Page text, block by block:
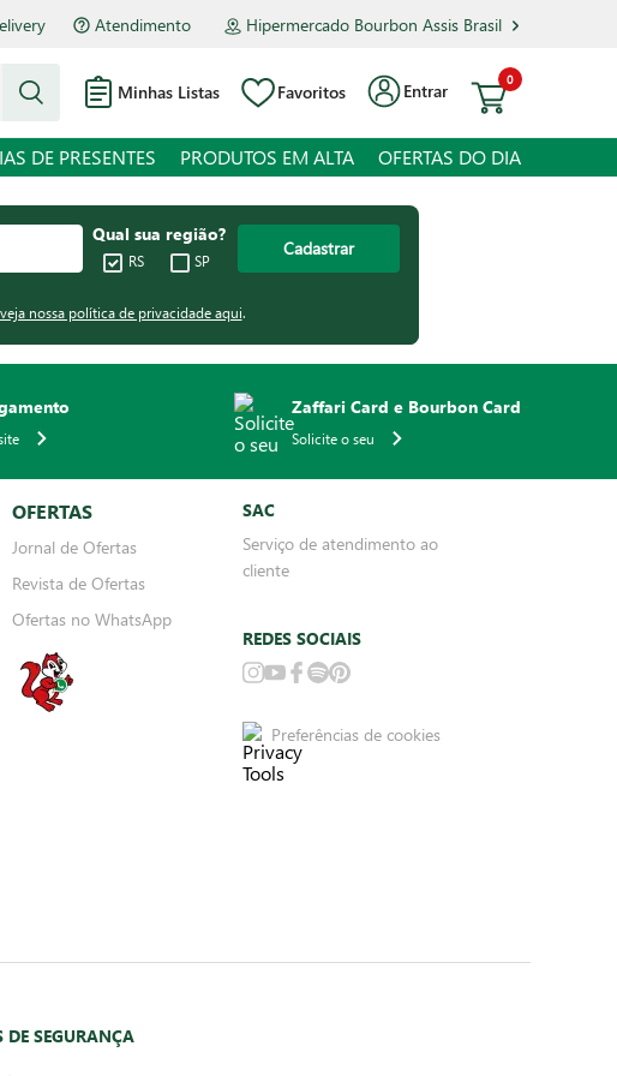
Atendimento Hipermercado Bourbon Assis Brasil
Minhas Listas Favoritos Entrar
0
DE PRESENTES PRODUTOS EM ALTA OFERTAS DO DIA
Qual sua região?
RS SP
Cadastrar
veja nossa política de privacidade aqui.
Zaffari Card e Bourbon Card
Solicite o seu
OFERTAS
Jornal de Ofertas
Revista de Ofertas
Ofertas no WhatsApp
SAC
Serviço de atendimento ao
cliente
REDES SOCIAIS
Preferências de cookies
DE SEGURANÇA